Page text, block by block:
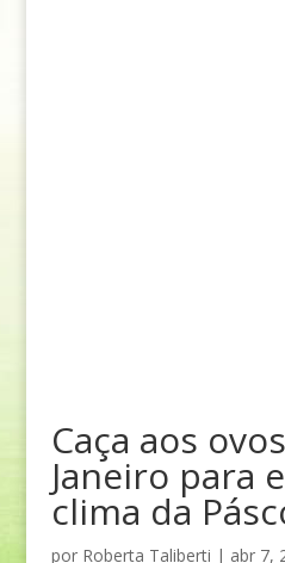
Caça aos
Janeiro para
clima da
por Roberta Taliberti | abr 7,